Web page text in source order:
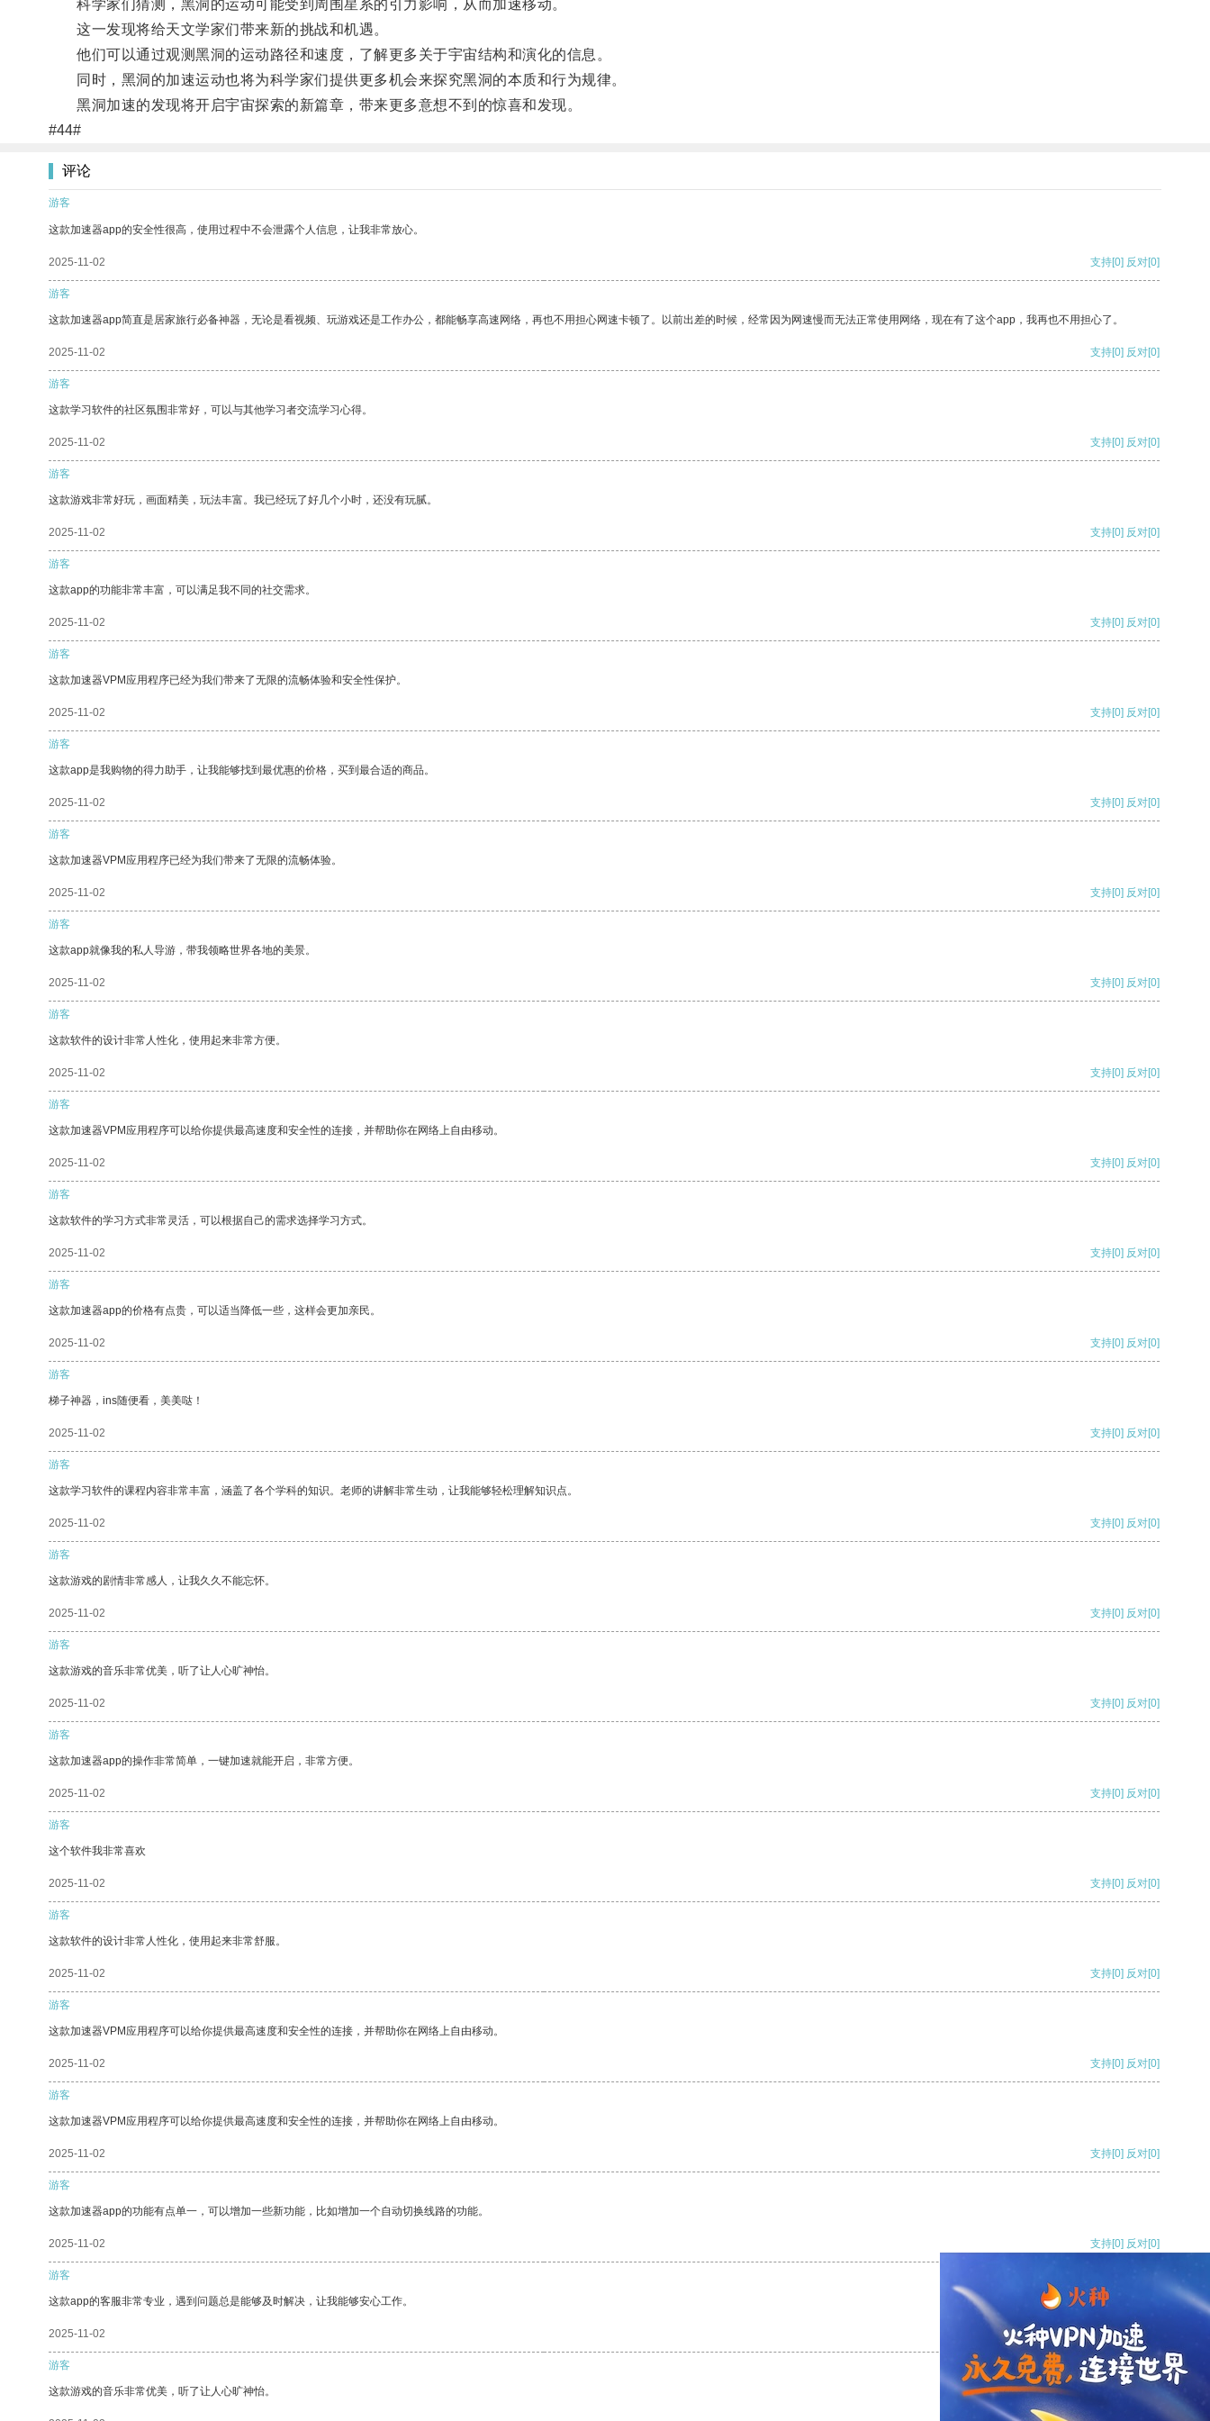
科学家们猜测，黑洞的运动可能受到周围星系的引力影响，从而加速移动。
这一发现将给天文学家们带来新的挑战和机遇。
他们可以通过观测黑洞的运动路径和速度，了解更多关于宇宙结构和演化的信息。
同时，黑洞的加速运动也将为科学家们提供更多机会来探究黑洞的本质和行为规律。
黑洞加速的发现将开启宇宙探索的新篇章，带来更多意想不到的惊喜和发现。
#44#
评论
游客
这款加速器app的安全性很高，使用过程中不会泄露个人信息，让我非常放心。
2025-11-02 支持[0] 反对[0]
游客
这款加速器app简直是居家旅行必备神器，无论是看视频、玩游戏还是工作办公，都能畅享高速网络，再也不用担心网速卡顿了。以前出差的时候，经常因为网速慢而无法正常使用网络，现在有了这个app，我再也不用担心了。
2025-11-02 支持[0] 反对[0]
游客
这款学习软件的社区氛围非常好，可以与其他学习者交流学习心得。
2025-11-02 支持[0] 反对[0]
游客
这款游戏非常好玩，画面精美，玩法丰富。我已经玩了好几个小时，还没有玩腻。
2025-11-02 支持[0] 反对[0]
游客
这款app的功能非常丰富，可以满足我不同的社交需求。
2025-11-02 支持[0] 反对[0]
游客
这款加速器VPM应用程序已经为我们带来了无限的流畅体验和安全性保护。
2025-11-02 支持[0] 反对[0]
游客
这款app是我购物的得力助手，让我能够找到最优惠的价格，买到最合适的商品。
2025-11-02 支持[0] 反对[0]
游客
这款加速器VPM应用程序已经为我们带来了无限的流畅体验。
2025-11-02 支持[0] 反对[0]
游客
这款app就像我的私人导游，带我领略世界各地的美景。
2025-11-02 支持[0] 反对[0]
游客
这款软件的设计非常人性化，使用起来非常方便。
2025-11-02 支持[0] 反对[0]
游客
这款加速器VPM应用程序可以给你提供最高速度和安全性的连接，并帮助你在网络上自由移动。
2025-11-02 支持[0] 反对[0]
游客
这款软件的学习方式非常灵活，可以根据自己的需求选择学习方式。
2025-11-02 支持[0] 反对[0]
游客
这款加速器app的价格有点贵，可以适当降低一些，这样会更加亲民。
2025-11-02 支持[0] 反对[0]
游客
梯子神器，ins随便看，美美哒！
2025-11-02 支持[0] 反对[0]
游客
这款学习软件的课程内容非常丰富，涵盖了各个学科的知识。老师的讲解非常生动，让我能够轻松理解知识点。
2025-11-02 支持[0] 反对[0]
游客
这款游戏的剧情非常感人，让我久久不能忘怀。
2025-11-02 支持[0] 反对[0]
游客
这款游戏的音乐非常优美，听了让人心旷神怡。
2025-11-02 支持[0] 反对[0]
游客
这款加速器app的操作非常简单，一键加速就能开启，非常方便。
2025-11-02 支持[0] 反对[0]
游客
这个软件我非常喜欢
2025-11-02 支持[0] 反对[0]
游客
这款软件的设计非常人性化，使用起来非常舒服。
2025-11-02 支持[0] 反对[0]
游客
这款加速器VPM应用程序可以给你提供最高速度和安全性的连接，并帮助你在网络上自由移动。
2025-11-02 支持[0] 反对[0]
游客
这款加速器VPM应用程序可以给你提供最高速度和安全性的连接，并帮助你在网络上自由移动。
2025-11-02 支持[0] 反对[0]
游客
这款加速器app的功能有点单一，可以增加一些新功能，比如增加一个自动切换线路的功能。
2025-11-02 支持[0] 反对[0]
游客
这款app的客服非常专业，遇到问题总是能够及时解决，让我能够安心工作。
2025-11-02 支持[0] 反对
游客
这款游戏的音乐非常优美，听了让人心旷神怡。